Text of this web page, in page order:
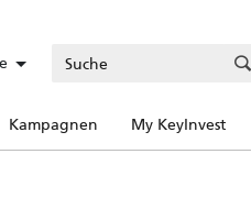
Kampagnen My KeyInvest